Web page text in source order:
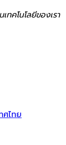
ทคโนโลยีของเรา
ศไทย